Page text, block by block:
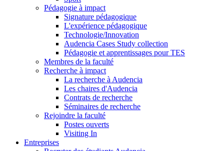
Pédagogie à impact
Signature pédagogique
L'expérience pédagogique
Technologie/Innovation
Audencia Cases Study collection
Pédagogie et apprentissages pour TES
Membres de la faculté
Recherche à impact
La recherche à Audencia
Les chaires d'Audencia
Contrats de recherche
Séminaires de recherche
Rejoindre la faculté
Postes ouverts
Visiting In
Entreprises